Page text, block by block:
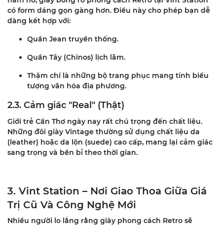
có form dáng gọn gàng hơn. Điều này cho phép bạn dễ
dàng kết hợp với:
Quần Jean truyền thống.
Quần Tây (Chinos) lịch lãm.
Thậm chí là những bộ trang phục mang tính biểu
tượng văn hóa địa phương.
2.3. Cảm giác "Real" (Thật)
Giới trẻ Cần Thơ ngày nay rất chú trọng đến chất liệu.
Những đôi giày Vintage thường sử dụng chất liệu da
(leather) hoặc da lộn (suede) cao cấp, mang lại cảm giác
sang trọng và bền bỉ theo thời gian.
3. Vint Station – Nơi Giao Thoa Giữa Giá
Trị Cũ Và Công Nghệ Mới
Nhiều người lo lắng rằng giày phong cách Retro sẽ